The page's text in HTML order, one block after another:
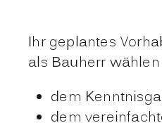
Ihr geplantes
als Bauherr
dem
dem